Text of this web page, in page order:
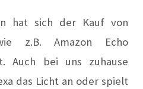
hat sich der Kauf von
z.B. Amazon Echo
Auch bei uns zuhause
das Licht an oder spielt